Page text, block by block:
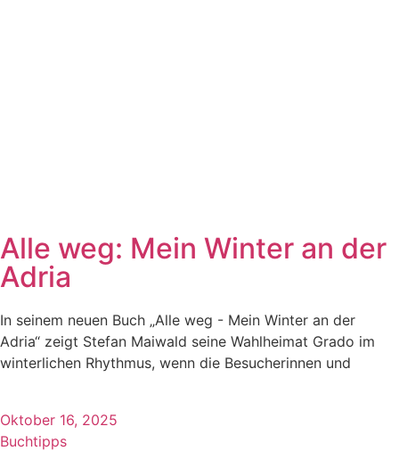
Alle weg: Mein Winter an der
Adria
In seinem neuen Buch „Alle weg - Mein Winter an der
Adria“ zeigt Stefan Maiwald seine Wahlheimat Grado im
winterlichen Rhythmus, wenn die Besucherinnen und
Oktober 16, 2025
Buchtipps